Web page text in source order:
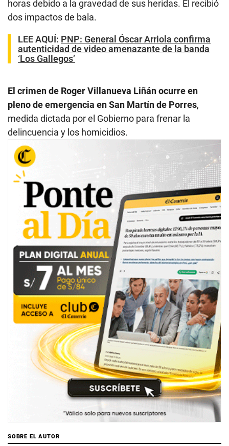
horas debido a la gravedad de sus heridas. Él recibió
dos impactos de bala.
LEE AQUÍ: PNP: General Óscar Arriola confirma
autenticidad de video amenazante de la banda
‘Los Gallegos’
El crimen de Roger Villanueva Liñán ocurre en
pleno de emergencia en San Martín de Porres,
medida dictada por el Gobierno para frenar la
delincuencia y los homicidios.
SOBRE EL AUTOR